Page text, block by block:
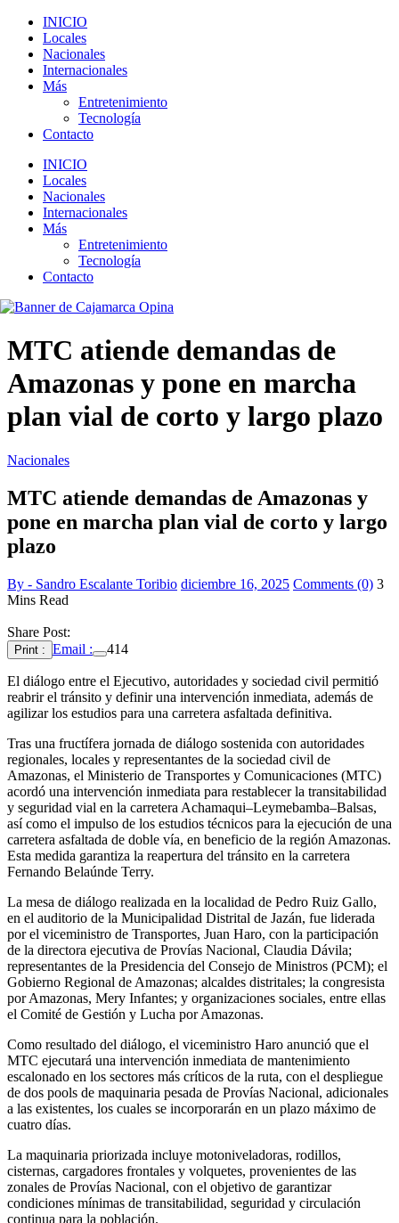
INICIO
Locales
Nacionales
Internacionales
Más
Entretenimiento
Tecnología
Contacto
INICIO
Locales
Nacionales
Internacionales
Más
Entretenimiento
Tecnología
Contacto
MTC atiende demandas de
Amazonas y pone en marcha
plan vial de corto y largo plazo
Nacionales
MTC atiende demandas de Amazonas y
pone en marcha plan vial de corto y largo
plazo
By - Sandro Escalante Toribio diciembre 16, 2025 Comments (0) 3
Mins Read
Share Post:
Print : Email : 414
El diálogo entre el Ejecutivo, autoridades y sociedad civil permitió
reabrir el tránsito y definir una intervención inmediata, además de
agilizar los estudios para una carretera asfaltada definitiva.
Tras una fructífera jornada de diálogo sostenida con autoridades
regionales, locales y representantes de la sociedad civil de
Amazonas, el Ministerio de Transportes y Comunicaciones (MTC)
acordó una intervención inmediata para restablecer la transitabilidad
y seguridad vial en la carretera Achamaqui–Leymebamba–Balsas,
así como el impulso de los estudios técnicos para la ejecución de una
carretera asfaltada de doble vía, en beneficio de la región Amazonas.
Esta medida garantiza la reapertura del tránsito en la carretera
Fernando Belaúnde Terry.
La mesa de diálogo realizada en la localidad de Pedro Ruiz Gallo,
en el auditorio de la Municipalidad Distrital de Jazán, fue liderada
por el viceministro de Transportes, Juan Haro, con la participación
de la directora ejecutiva de Provías Nacional, Claudia Dávila;
representantes de la Presidencia del Consejo de Ministros (PCM); el
Gobierno Regional de Amazonas; alcaldes distritales; la congresista
por Amazonas, Mery Infantes; y organizaciones sociales, entre ellas
el Comité de Gestión y Lucha por Amazonas.
Como resultado del diálogo, el viceministro Haro anunció que el
MTC ejecutará una intervención inmediata de mantenimiento
escalonado en los sectores más críticos de la ruta, con el despliegue
de dos pools de maquinaria pesada de Provías Nacional, adicionales
a las existentes, los cuales se incorporarán en un plazo máximo de
cuatro días.
La maquinaria priorizada incluye motoniveladoras, rodillos,
cisternas, cargadores frontales y volquetes, provenientes de las
zonales de Provías Nacional, con el objetivo de garantizar
condiciones mínimas de transitabilidad, seguridad y circulación
continua para la población.